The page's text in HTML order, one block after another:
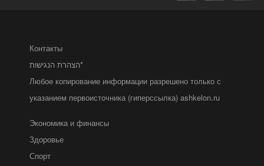
Контакты
הצהרת הנגישות*
Любое копирование информации разрешено только с
указанием первоисточника (гиперссылка) ashkelon.ru
Экономика и финансы
Здоровье
Спорт